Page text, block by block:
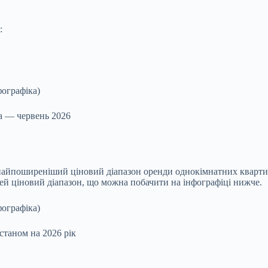
— червень 2026
ціновий діапазон оренди однокімнатних
ціновий діапазон, що можна побачити на інфографіці нижче.
на 2026 рік